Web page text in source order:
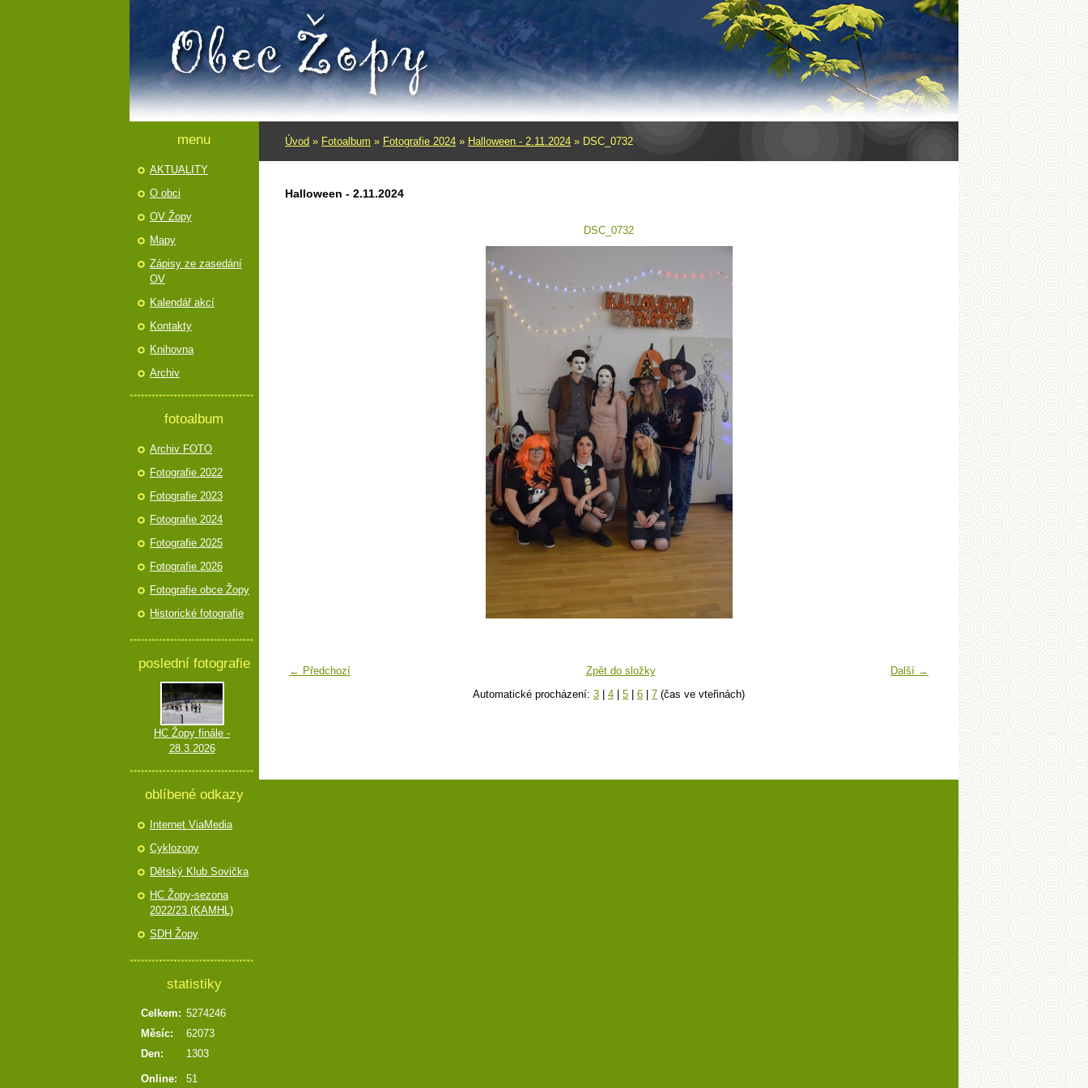
Úvod » Fotoalbum » Fotografie 2024 » Halloween - 2.11.2024 » DSC_0732
Halloween - 2.11.2024
DSC_0732
← Předchozí Další →
Zpět do složky
Automatické procházení: 3 4 5 6 7 (čas ve vteřinách)
menu
AKTUALITY
O obci
OV Žopy
Mapy
Zápisy ze zasedání
OV
Kalendář akcí
Kontakty
Knihovna
Archiv
fotoalbum
Archiv FOTO
Fotografie 2022
Fotografie 2023
Fotografie 2024
Fotografie 2025
Fotografie 2026
Fotografie obce Žopy
Historické fotografie
poslední fotografie
HC Žopy finále -
28.3.2026
oblíbené odkazy
Internet ViaMedia
Cyklozopy
Dětský Klub Sovička
HC Žopy-sezona
2022/23 (KAMHL)
SDH Žopy
statistiky
Online: 51
Celkem: 5274246
Měsíc:
62073
Den:
1303